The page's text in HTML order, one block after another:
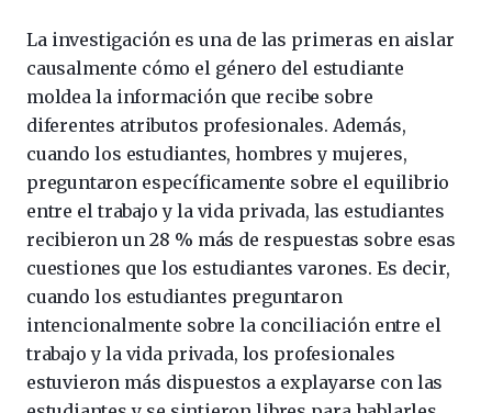
La investigación es una de las primeras en aislar
causalmente cómo el género del estudiante
moldea la información que recibe sobre
diferentes atributos profesionales. Además,
cuando los estudiantes, hombres y mujeres,
preguntaron específicamente sobre el equilibrio
entre el trabajo y la vida privada, las estudiantes
recibieron un 28 % más de respuestas sobre esas
cuestiones que los estudiantes varones. Es decir,
cuando los estudiantes preguntaron
intencionalmente sobre la conciliación entre el
trabajo y la vida privada, los profesionales
estuvieron más dispuestos a explayarse con las